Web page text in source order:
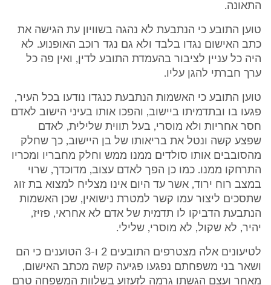
התאונה.
טוען התובע כי הנתבעת לא נהגה בשוויון עת הגישה את
כתב האישום נגדו בלבד ולא גם נגד רוכב האופנוע. לא
היה כל עניין לציבור בהעמדת התובע לדין, ואין פה כל
ערך חברתי להגן עליו.
טוען התובע כי האשמות הנתבעת כנגדו נודעו בכל העיר,
פגעו בו ובתדמיתו ביישוב, והפכו אותו בעיני הישוב לאדם
חסר אחריות ולא מוסרי, בעל תווית שלילית, לאדם
שפצע קשה ונטל את בריאותו של בן היישוב, כך שחלק
מהסובבים אותו סולדים ממנו ממש וחלק מחבריו ומכריו
התרחקו ממנו. כמו כן הפך לאדם עצוב, מדוכדך, שרוי
במצב רוח ירוד, אשר עד היום אינו מצליח למצוא בת זוג
שתסכים ליצור עמו קשר למטרת נישואין, שכן האשמות
הנתבעת הדביקו לו תדמית של אדם לא אחראי, פזיז,
יהיר, לא שקול, לא מוסרי, שלילי.
לטיעונים אלה מצטרפים התובעים 2 ו-3 הטוענים כי הם
ושאר בני משפחתם נפגעו פגיעה קשה מכתב האישום,
מאחר ועצם הגשתו גרמה לזעזוע בשלוות המשפחה טרם